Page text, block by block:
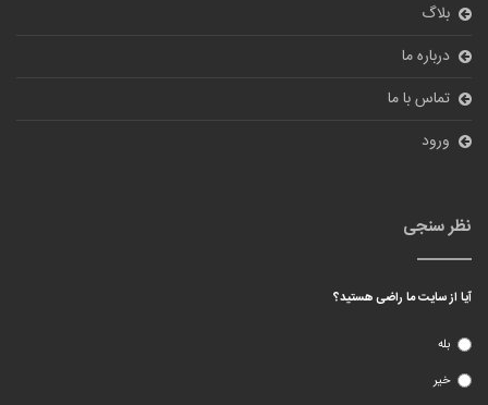
بلاگ
درباره ما
تماس با ما
ورود
نظر سنجی
آیا از سایت ما راضی هستید؟
بله
خیر